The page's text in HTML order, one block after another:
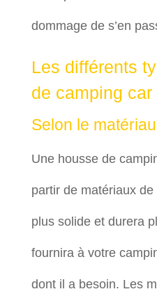
dommage de s’en
Les différents
de camping car
Selon le matériau
Une housse de
partir de matériaux
plus solide et durera
fournira à votre
dont il a besoin. Les